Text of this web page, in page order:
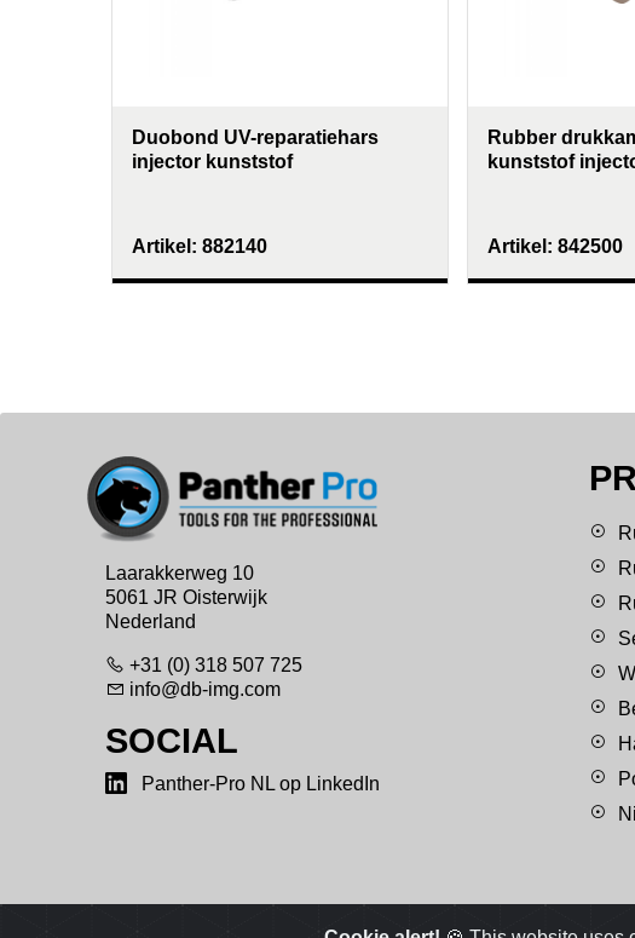
Duobond UV-reparatiehars
injector kunststof
Artikel:882140
Rubber
kunststof
Artikel: 842500
Laarakkerweg 10
5061 JR Oisterwijk
Nederland
+31 (0) 318 507 725
info@db-img.com
SOCIAL
Panther-Pro NL op LinkedIn